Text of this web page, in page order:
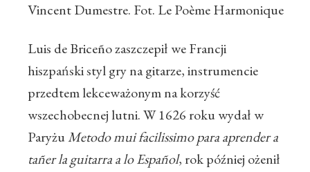
Vincent Dumestre. Fot. Le Poème Harmonique
Luis de Briceño zaszczepił we Francji
hiszpański styl gry na gitarze, instrumencie
przedtem lekceważonym na korzyść
wszechobecnej lutni. W 1626 roku wydał w
ParyżuMetodo mui facilissimo para aprender a
tañer la guitarra a lo Español, rok później ożenił